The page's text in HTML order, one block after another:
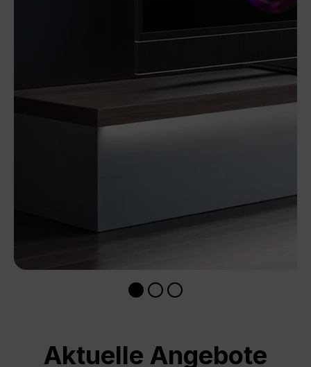
Produktgalerie überspringen
Aktuelle Angebote